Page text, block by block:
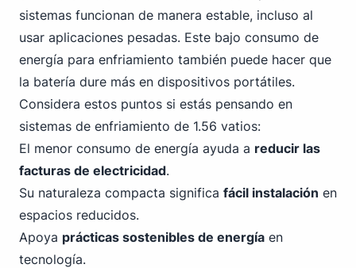
sistemas funcionan de manera estable, incluso al
usar aplicaciones pesadas. Este bajo consumo de
energía para enfriamiento también puede hacer que
la batería dure más en dispositivos portátiles.
Considera estos puntos si estás pensando en
sistemas de enfriamiento de 1.56 vatios:
El menor consumo de energía ayuda a reducir las
facturas de electricidad.
Su naturaleza compacta significa fácil instalación en
espacios reducidos.
Apoya prácticas sostenibles de energía en
tecnología.